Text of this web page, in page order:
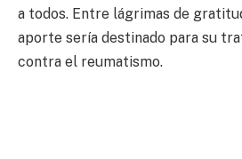
a todos. Entre lágrimas de
aporte sería destinado para su
contra el reumatismo.